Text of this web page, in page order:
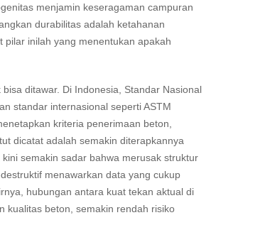
menjamin keseragaman campuran
durabilitas adalah ketahanan
inilah yang menentukan apakah
ditawar. Di Indonesia, Standar Nasional
standar internasional seperti ASTM
kriteria penerimaan beton,
dicatat adalah semakin diterapkannya
semakin sadar bahwa merusak struktur
menawarkan data yang cukup
hubungan antara kuat tekan aktual di
kualitas beton, semakin rendah risiko